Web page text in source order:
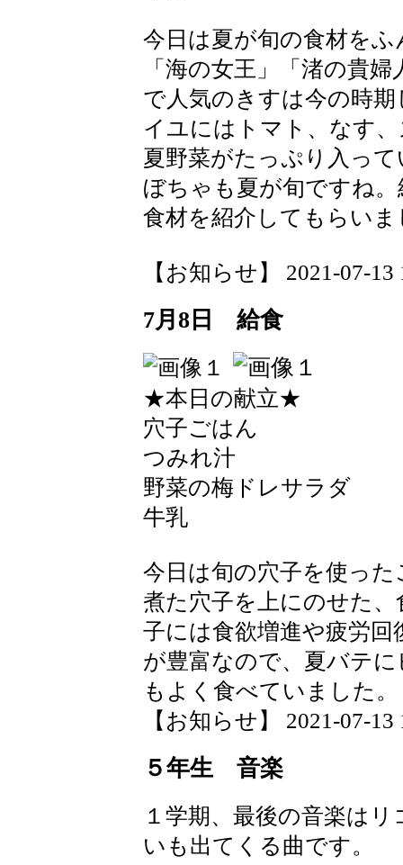
今日は夏が旬の食材を
「海の女王」「渚の貴
で人気のきすは今の時
イユにはトマト、なす
夏野菜がたっぷり入っ
ぼちゃも夏が旬ですね
食材を紹介してもらいま
【お知らせ】 2021-07-13
7月8日 給食
★本日の献立★
穴子ごはん
つみれ汁
野菜の梅ドレサラダ
牛乳
今日は旬の穴子を使っ
煮た穴子を上にのせた
子には食欲増進や疲労
が豊富なので、夏バテ
もよく食べていました。
【お知らせ】 2021-07-13
５年生 音楽
１学期、最後の音楽は
いも出てくる曲です。